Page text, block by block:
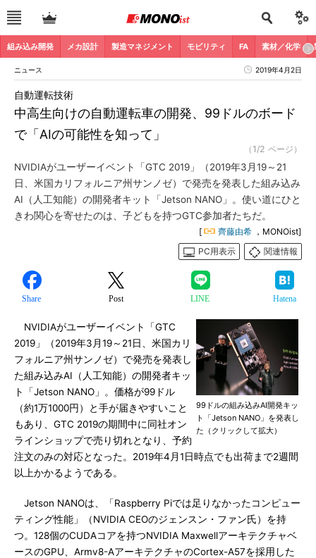
組み込み開発 メカ設計 製造マネジメント モビリティ FA 素材／化学
ニュース 2019年4月2日
中高生向けの自動運転車の開発、99ドルのボード
で「AIの可能性を知って」
自動運転技術
（1/2 ページ）
NVIDIAがユーザーイベント「GTC 2019」（2019年3月19～21
日、米国カリフォルニア州サンノゼ）で発売を発表した組み込み
AI（人工知能）の開発者キット「Jetson NANO」。使い道にひと
きわ関心を寄せたのは、子どもを持つGTC参加者たちだ。
[ 齊藤由希 ，MONOist]
PC用表示
関連情報
Share Post LINE Hatena
99ドルの組み込みAI開発キッ
ト「Jetson NANO」を発表し
た（クリックして拡大）
NVIDIAがユーザーイベント「GTC
2019」（2019年3月19～21日、米国カリ
フォルニア州サンノゼ）で発売を発表し
た組み込みAI（人工知能）の開発者キッ
ト「Jetson NANO」。価格が99ドル
（約1万1000円）と手が届きやすいこと
もあり、GTC 2019の期間中に同社オン
ラインショップで売り切れとなり、予約
注文のみの対応となった。2019年4月1日時点でも出荷まで2週間
以上かかるようである。
Jetson NANOは、「Raspberry Piでは足りなかったコンピュー
ティング性能」（NVIDIA CEOのジェンスン・ファン氏）を持
つ。128個のCUDAコアを持つNVIDIA Maxwellアーキテクチャベ
ースのGPU、Armv8-AアーキテクチャのCortex-A57を採用した